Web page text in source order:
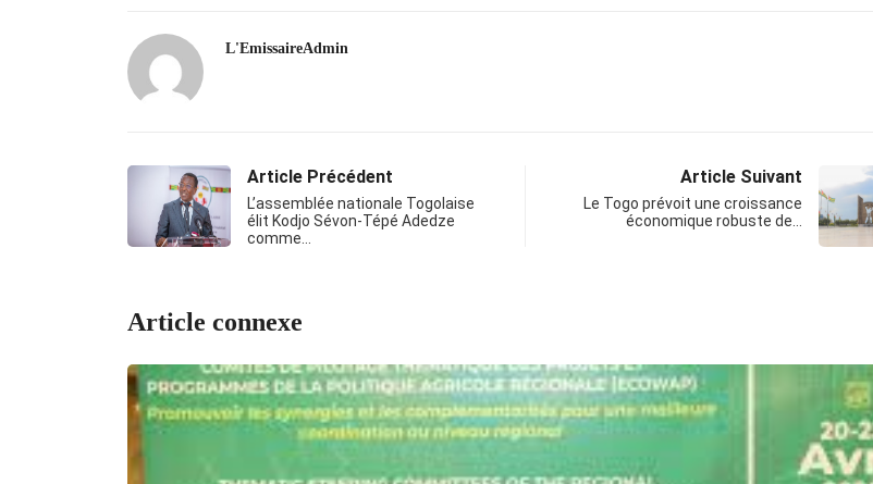
L'EmissaireAdmin
Article Précédent
L’assemblée nationale Togolaise
élit Kodjo Sévon-Tépé Adedze
comme…
Article Suivant
Le Togo prévoit une croissance
économique robuste de…
Article connexe